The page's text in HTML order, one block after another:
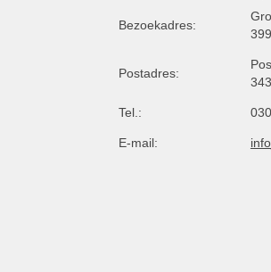
Bezoekadres:
Postadres:
Tel.:
E-mail: